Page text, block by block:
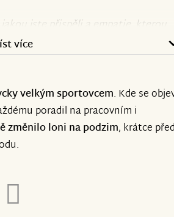
jste přispěli a empatie, kterou
více
velkým sportovcem. Kde se
poradil na pracovním i
změnilo loni na podzim, krátce před